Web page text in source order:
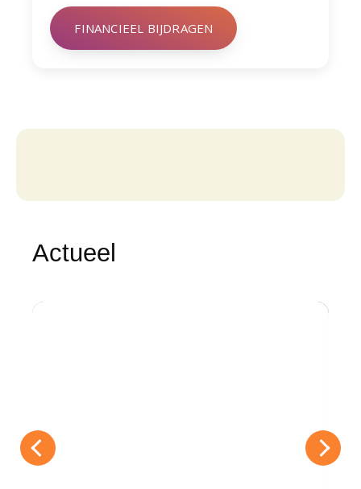
FINANCIEEL BIJDRAGEN
Actueel